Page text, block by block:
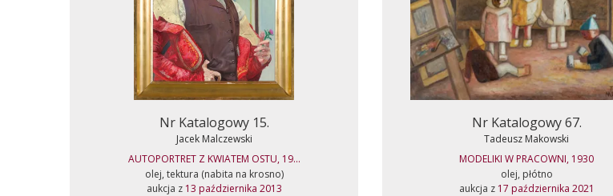
Nr Katalogowy 15.
Jacek Malczewski
AUTOPORTRET Z KWIATEM OSTU, 19...
olej, tektura (nabita na krosno)
aukcja z 13 października 2013
Nr Katalogowy 67.
Tadeusz Makowski
MODELIKI W PRACOWNI, 1930
olej, płótno
aukcja z 17 października 2021